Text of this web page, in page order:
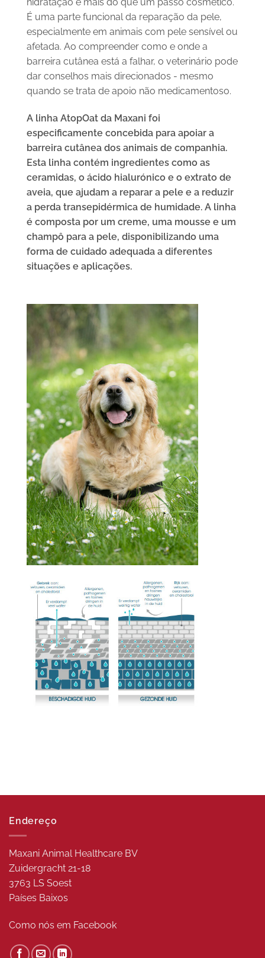
É uma parte funcional da reparação da pele,
especialmente em animais com pele sensível ou
afetada. Ao compreender como e onde a
barreira cutânea está a falhar, o veterinário pode
dar conselhos mais direcionados - mesmo
quando se trata de apoio não medicamentoso.
A linha AtopOat da Maxani foi
especificamente concebida para apoiar a
barreira cutânea dos animais de companhia.
Esta linha contém ingredientes como as
ceramidas, o ácido hialurónico e o extrato de
aveia, que ajudam a reparar a pele e a reduzir
a perda transepidérmica de humidade. A linha
é composta por um creme, uma mousse e um
champô para a pele, disponibilizando uma
forma de cuidado adequada a diferentes
situações e aplicações.
Endereço
Maxani Animal Healthcare BV
Zuidergracht 21-18
3763 LS Soest
Países Baixos
Como nós em Facebook